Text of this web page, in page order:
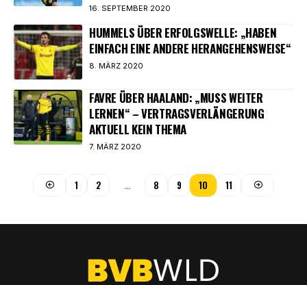
16. SEPTEMBER 2020
HUMMELS ÜBER ERFOLGSWELLE: „HABEN
EINFACH EINE ANDERE HERANGEHENSWEISE“
8. MÄRZ 2020
FAVRE ÜBER HAALAND: „MUSS WEITER
LERNEN“ – VERTRAGSVERLÄNGERUNG
AKTUELL KEIN THEMA
7. MÄRZ 2020
1 2 … 8 9 10 11